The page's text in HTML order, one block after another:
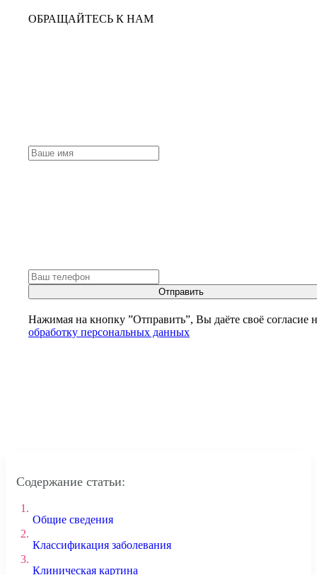
ОБРАЩАЙТЕСЬ К НАМ
Отправить
Нажимая на кнопку ”Отправить”, Вы даёте своё согласие
обработку персональных данных
Содержание статьи:
1.
Общие сведения
2.
Классификация заболевания
3.
Клиническая картина